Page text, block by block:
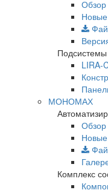
Обзор
LIRA-
МОНОМАХ
Обзор
Комплекс